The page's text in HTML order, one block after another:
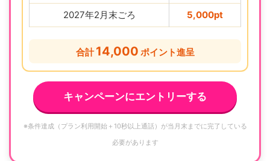
2027年2月末ごろ 5,000pt
合計14,000 ポイント進呈
キャンペーンにエントリーする
※条件達成（プラン利用開始＋10秒以上通話）が当月末までに完了している
必要があります